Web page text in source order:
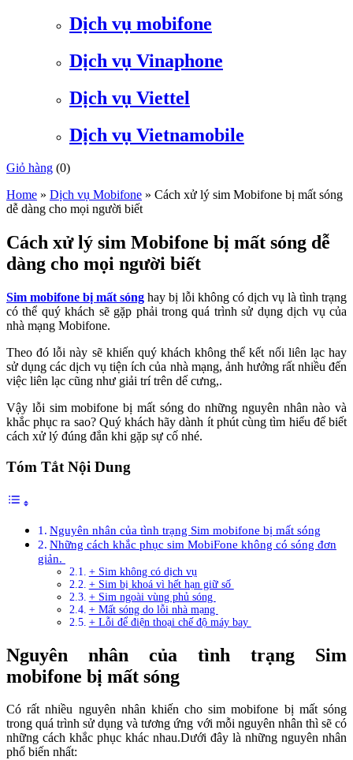
Dịch vụ mobifone
Dịch vụ Vinaphone
Dịch vụ Viettel
Dịch vụ Vietnamobile
Giỏ hàng (0)
Home » Dịch vụ Mobifone » Cách xử lý sim Mobifone bị mất sóng
dễ dàng cho mọi người biết
Cách xử lý sim Mobifone bị mất sóng dễ
dàng cho mọi người biết
Sim mobifone bị mất sóng hay bị lỗi không có dịch vụ là tình trạng
có thể quý khách sẽ gặp phải trong quá trình sử dụng dịch vụ của
nhà mạng Mobifone.
Theo đó lỗi này sẽ khiến quý khách không thể kết nối liên lạc hay
sử dụng các dịch vụ tiện ích của nhà mạng, ảnh hưởng rất nhiều đến
việc liên lạc cũng như giải trí trên dế cưng,.
Vậy lỗi sim mobifone bị mất sóng do những nguyên nhân nào và
khắc phục ra sao? Quý khách hãy dành ít phút cùng tìm hiểu để biết
cách xử lý đúng đắn khi gặp sự cố nhé.
Tóm Tắt Nội Dung
Nguyên nhân của tình trạng Sim mobifone bị mất sóng
Những cách khắc phục sim MobiFone không có sóng đơn
giản.
+ Sim không có dịch vụ
+ Sim bị khoá vì hết hạn giữ số
+ Sim ngoài vùng phủ sóng
+ Mất sóng do lỗi nhà mạng
+ Lỗi để điện thoại chế độ máy bay
Nguyên nhân của tình trạng Sim
mobifone bị mất sóng
Có rất nhiều nguyên nhân khiến cho sim mobifone bị mất sóng
trong quá trình sử dụng và tương ứng với mỗi nguyên nhân thì sẽ có
những cách khắc phục khác nhau.Dưới đây là những nguyên nhân
phổ biến nhất: